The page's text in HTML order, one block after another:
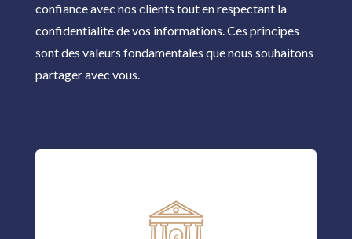
confiance avec nos clients tout en respectant la
confidentialité de vos informations. Ces principes
sont des valeurs fondamentales que nous souhaitons
partager avec vous.